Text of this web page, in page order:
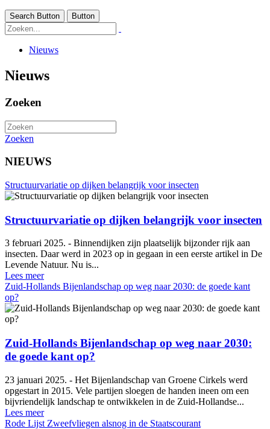
Search Button Button
Nieuws
Nieuws
Zoeken
Zoeken
NIEUWS
Structuurvariatie op dijken belangrijk voor insecten
Structuurvariatie op dijken belangrijk voor insecten
3 februari 2025. - Binnendijken zijn plaatselijk bijzonder rijk aan
insecten. Daar werd in 2023 op in gegaan in een eerste artikel in De
Levende Natuur. Nu is...
Lees meer
Zuid-Hollands Bijenlandschap op weg naar 2030: de goede kant
op?
Zuid-Hollands Bijenlandschap op weg naar 2030:
de goede kant op?
23 januari 2025. - Het Bijenlandschap van Groene Cirkels werd
opgestart in 2015. Vele partijen sloegen de handen ineen om een
bijvriendelijk landschap te ontwikkelen in de Zuid-Hollandse...
Lees meer
Rode Lijst Zweefvliegen alsnog in de Staatscourant